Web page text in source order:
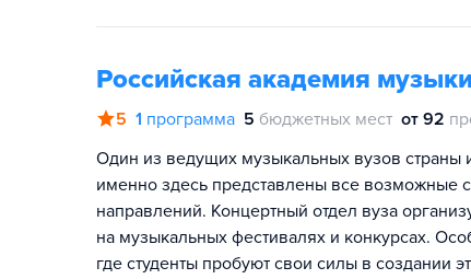
Российская академия
5 1 программа 5 бюджетных мест от 92
Один из ведущих музыкальных вузов страны
именно здесь представлены все возможные
направлений. Концертный отдел вуза
на музыкальных фестивалях и конкурсах.
где студенты пробуют свои силы в создании